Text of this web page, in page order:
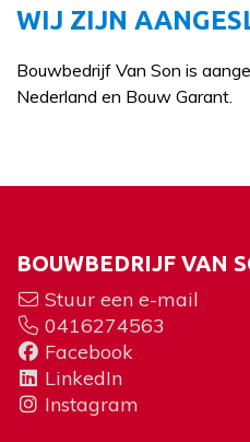
WIJ ZIJN
Bouwbedrijf Van Son is
Nederland en Bouw Garant.
BOUWBEDRIJF VAN
Stuur een e-mail
0416274563
Facebook
LinkedIn
Instagram